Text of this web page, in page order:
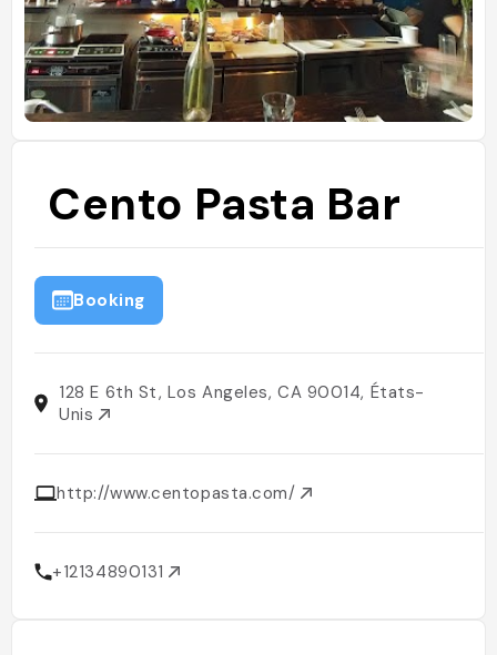
Cento Pasta Bar
Booking
128 E 6th St, Los Angeles, CA 90014, États-
Unis
http://www.centopasta.com/
+12134890131